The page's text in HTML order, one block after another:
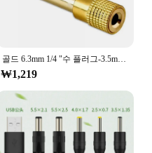
골드 6.3mm 1/4 "수 플러그-3.5mm 1/8" 암 잭 스테레오 헤드폰 오디오 어댑터, 홈 커넥터 어댑터 마이크, 인기 판매
₩1,219